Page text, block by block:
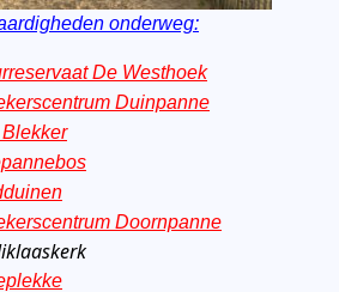
onderweg:
De Westhoek
Duinpanne
Doornpanne